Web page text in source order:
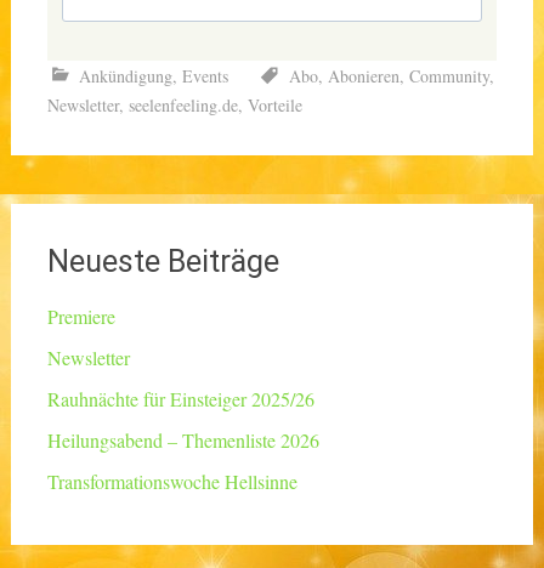
Ankündigung, Events Abo, Abonieren, Community,
Newsletter, seelenfeeling.de, Vorteile
Neueste Beiträge
Premiere
Newsletter
Rauhnächte für Einsteiger 2025/26
Heilungsabend – Themenliste 2026
Transformationswoche Hellsinne